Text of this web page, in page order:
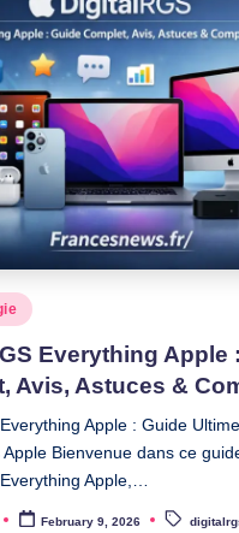
Everything Apple
Avis, Astuces &
Apple : Guide
Apple Bienvenue dans ce
Apple,…
February 9, 2026